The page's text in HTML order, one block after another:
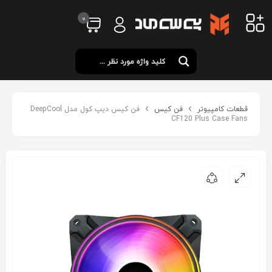
0
قطعات کامپیوتر فن کیس
فن کیس دیپ کول مدل DeepCool
CF120 Plus Case Fans